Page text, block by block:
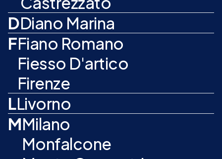
DDiano Marina
FFiano Romano
Fiesso D'artico
Firenze
LLivorno
MMilano
Monfalcone